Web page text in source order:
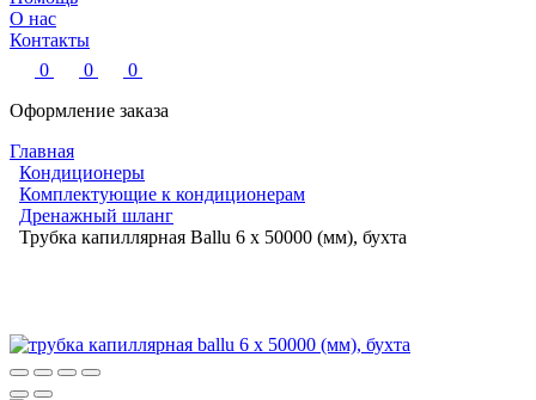
О нас
Контакты
0
0
0
Оформление заказа
Главная
Кондиционеры
Комплектующие к кондиционерам
Дренажный шланг
Трубка капиллярная Ballu 6 x 50000 (мм), бухта